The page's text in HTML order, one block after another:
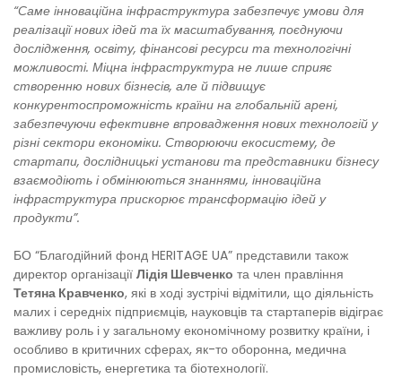
“Саме інноваційна інфраструктура забезпечує умови для
реалізації нових ідей та їх масштабування, поєднуючи
дослідження, освіту, фінансові ресурси та технологічні
можливості. Міцна інфраструктура не лише сприяє
створенню нових бізнесів, але й підвищує
конкурентоспроможність країни на глобальній арені,
забезпечуючи ефективне впровадження нових технологій у
різні сектори економіки. Створюючи екосистему, де
стартапи, дослідницькі установи та представники бізнесу
взаємодіють і обмінюються знаннями, інноваційна
інфраструктура прискорює трансформацію ідей у
продукти”.
БО “Благодійний фонд HERITAGE UA” представили також
директор організації Лідія Шевченко та член правління
Тетяна Кравченко, які в ході зустрічі відмітили, що діяльність
малих і середніх підприємців, науковців та стартаперів відіграє
важливу роль і у загальному економічному розвитку країни, і
особливо в критичних сферах, як-то оборонна, медична
промисловість, енергетика та біотехнології.